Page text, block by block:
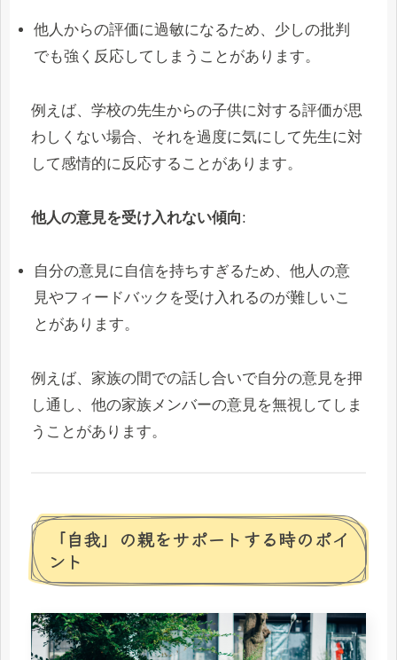
他人からの評価に過敏になるため、少しの批判
でも強く反応してしまうことがあります。
例えば、学校の先生からの子供に対する評価が思
わしくない場合、それを過度に気にして先生に対
して感情的に反応することがあります。
他人の意見を受け入れない傾向:
自分の意見に自信を持ちすぎるため、他人の意
見やフィードバックを受け入れるのが難しいこ
とがあります。
例えば、家族の間での話し合いで自分の意見を押
し通し、他の家族メンバーの意見を無視してしま
うことがあります。
「自我」の親をサポートする時のポイ
ント